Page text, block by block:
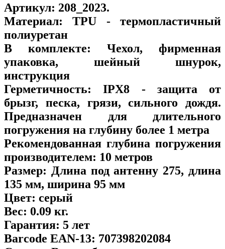
Артикул: 208_2023.
Материал: TPU - термопластичный
полиуретан
В комплекте: Чехол, фирменная
упаковка, шейный шнурок,
инструкция
Герметичность: IPX8 - защита от
брызг, песка, грязи, сильного дождя.
Предназначен для длительного
погружения на глубину более 1 метра
Рекомендованная глубина погружения
производителем: 10 метров
Размер: Длина под антенну 275, длина
135 мм, ширина 95 мм
Цвет: серый
Вес: 0.09 кг.
Гарантия: 5 лет
Barcode EAN-13: 707398202084